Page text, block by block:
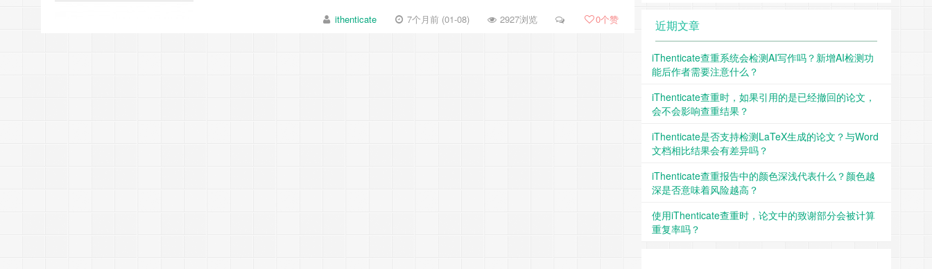
ithenticate 7个月前 (01-08) 2927浏览 0个赞 近期文章
iThenticate查重系统会检测AI写作吗？新增AI检测功
能后作者需要注意什么？
iThenticate查重时，如果引用的是已经撤回的论文，
会不会影响查重结果？
iThenticate是否支持检测LaTeX生成的论文？与Word
文档相比结果会有差异吗？
iThenticate查重报告中的颜色深浅代表什么？颜色越
深是否意味着风险越高？
使用iThenticate查重时，论文中的致谢部分会被计算
重复率吗？